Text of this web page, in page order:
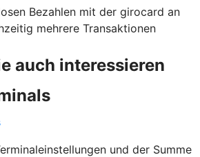
Bezahlen mit der girocard an
mehrere Transaktionen
auch interessieren
und der Summe